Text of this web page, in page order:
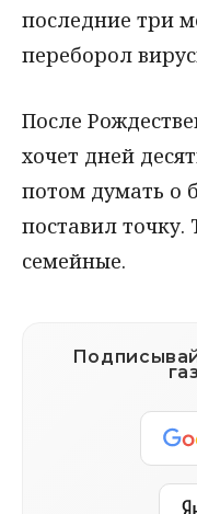
последние три
переборол
После
хочет дней
потом думать о
поставил точку.
семейные.